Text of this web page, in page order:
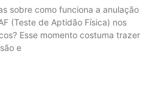
sobre como funciona a anulação
(Teste de Aptidão Física) nos
Esse momento costuma trazer
e